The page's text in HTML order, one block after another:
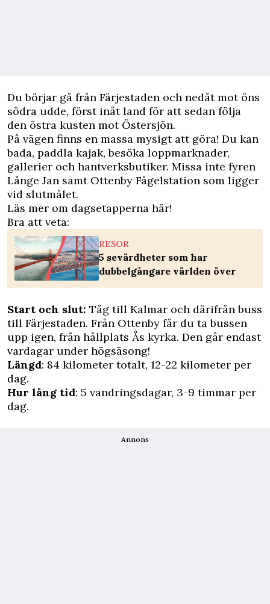
Du börjar gå från Färjestaden och nedåt mot öns
södra udde, först inåt land för att sedan följa
den östra kusten mot Östersjön.
På vägen finns en massa mysigt att göra! Du kan
bada, paddla kajak, besöka loppmarknader,
gallerier och hantverksbutiker. Missa inte fyren
Långe Jan samt Ottenby Fågelstation som ligger
vid slutmålet.
Läs mer om dagsetapperna här!
Bra att veta:
RESOR
5 sevärdheter som har
dubbelgångare världen över
Start och slut: Tåg till Kalmar och därifrån buss
till Färjestaden. Från Ottenby får du ta bussen
upp igen, från hållplats Ås kyrka. Den går endast
vardagar under högsäsong!
Längd: 84 kilometer totalt, 12-22 kilometer per
dag.
Hur lång tid: 5 vandringsdagar, 3-9 timmar per
dag.
Annons